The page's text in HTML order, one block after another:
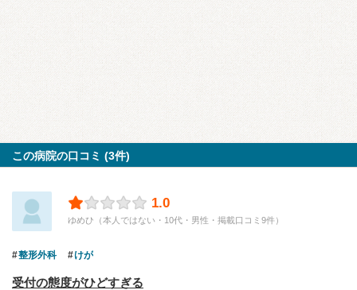
この病院の口コミ (3件)
1.0
ゆめひ（本人ではない・10代・男性・掲載口コミ9件）
整形外科 けが
受付の態度がひどすぎる